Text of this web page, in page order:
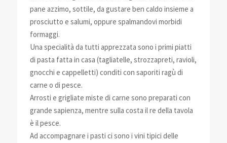
pane azzimo, sottile, da gustare ben caldo insieme a
prosciutto e salumi, oppure spalmandovi morbidi
formaggi.
Una specialità da tutti apprezzata sono i primi piatti
di pasta fatta in casa (tagliatelle, strozzapreti, ravioli,
gnocchi e cappelletti) conditi con saporiti ragù di
carne o di pesce.
Arrosti e grigliate miste di carne sono preparati con
grande sapienza, mentre sulla costa il re della tavola
è il pesce.
Ad accompagnare i pasti ci sono i vini tipici delle